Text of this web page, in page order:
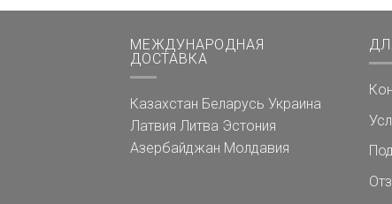
МЕЖДУНАРОДНАЯ
ДОСТАВКА
Казахстан Беларусь Украина
Латвия Литва Эстония
Азербайджан Молдавия